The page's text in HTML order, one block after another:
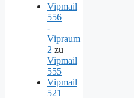
Vipmail
556
-
Vipraum
2 zu
Vipmail
555
Vipmail
521